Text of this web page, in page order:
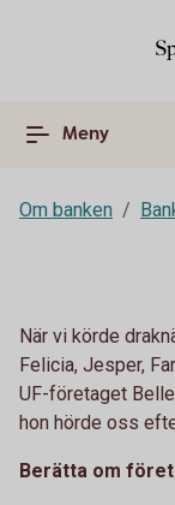
Meny
Om banken
När vi körde
Felicia, Jesper,
UF-företaget
hon hörde oss
Berätta om